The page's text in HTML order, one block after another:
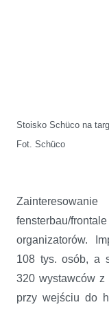
Stoisko Schüco na
Fot. Schüco
fensterbau/
organizatorów.
108 tys. osób, a
320 wystawców
przy wejściu do